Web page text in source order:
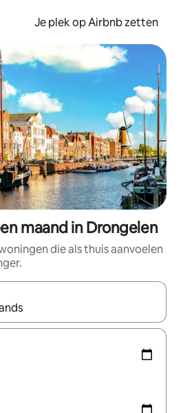
Je plek op Airbnb zetten
maand in Drongelen
die als thuis aanvoelen
beschikbaar zijn, maak je een keuze